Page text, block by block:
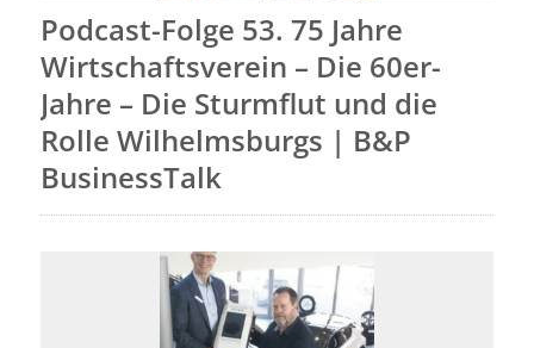
Podcast-Folge 53. 75 Jahre
Wirtschaftsverein – Die 60er-
Jahre – Die Sturmflut und die
Rolle Wilhelmsburgs | B&P
BusinessTalk